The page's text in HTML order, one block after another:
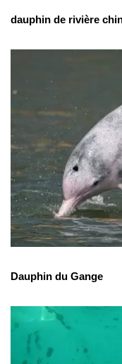
dauphin de rivière
Dauphin du Gange